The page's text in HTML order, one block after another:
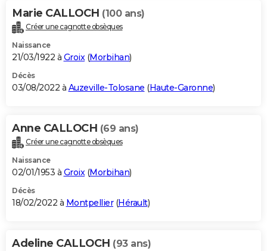
Marie CALLOCH (100 ans)
Créer une cagnotte obsèques
Naissance
21/03/1922 à Groix(Morbihan)
Décès
03/08/2022 à Auzeville-Tolosane (Haute-Garonne)
Anne CALLOCH (69 ans)
Créer une cagnotte obsèques
Naissance
02/01/1953 à Groix(Morbihan)
Décès
18/02/2022 à Montpellier(Hérault)
Adeline CALLOCH (93 ans)